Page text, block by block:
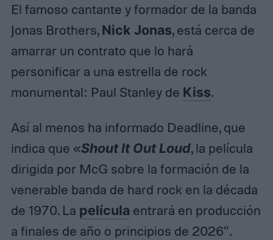
El famoso cantante y formador de la banda
Jonas Brothers,Nick Jonas, está cerca de
amarrar un contrato que lo hará
personificar a una estrella de rock
monumental: Paul Stanley de Kiss.
Así al menos ha informado Deadline, que
indica que «Shout It Out Loud, la película
dirigida por McG sobre la formación de la
venerable banda de hard rock en la década
de 1970. La película entrará en producción
a finales de año o principios de 2026″.